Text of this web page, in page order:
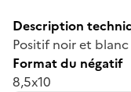
Description
Positif noir et
Format du négatif
8,5x10